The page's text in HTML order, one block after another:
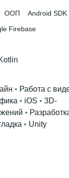
ООП
Android SDK
Firebase
• Работа с
• iOS • 3D-
•
• Unity